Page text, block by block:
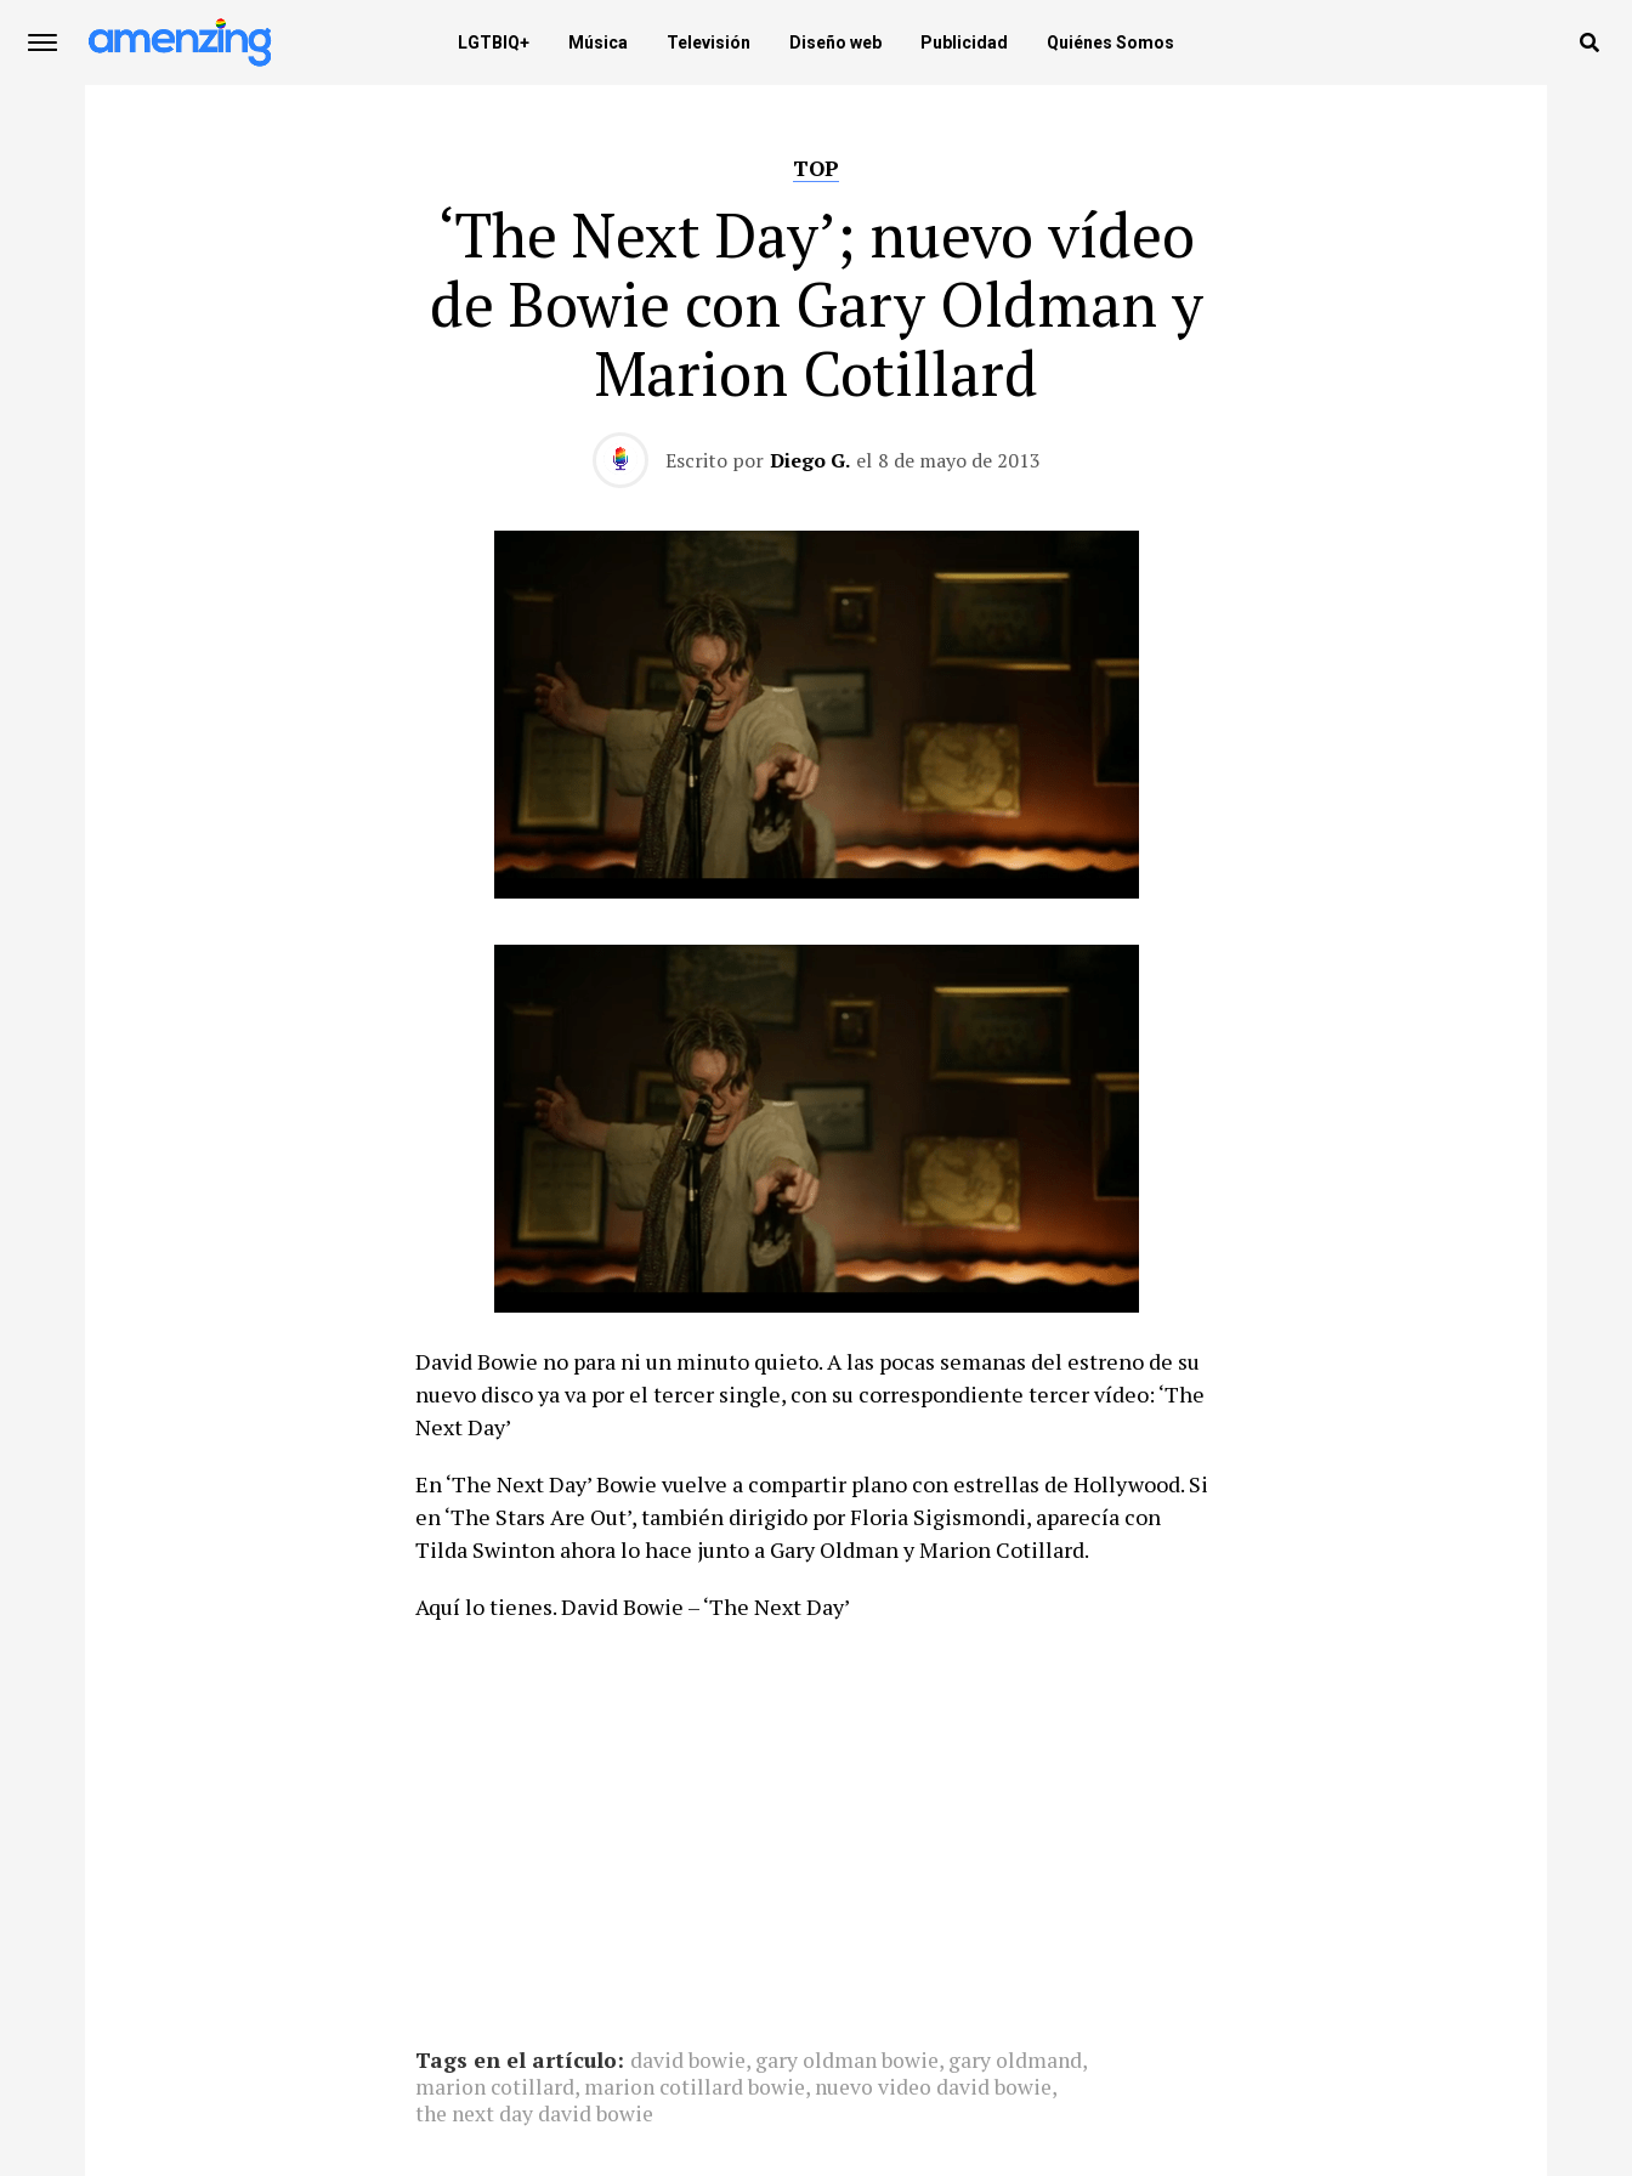
LGTBIQ+ Música Televisión Diseño web Publicidad Quiénes Somos
TOP
‘The Next Day’; nuevo vídeo
de Bowie con Gary Oldman y
Marion Cotillard
Escrito por Diego G. el 8 de mayo de 2013
David Bowie no para ni un minuto quieto. A las pocas semanas del estreno de su
nuevo disco ya va por el tercer single, con su correspondiente tercer vídeo: ‘The
Next Day’
En ‘The Next Day’ Bowie vuelve a compartir plano con estrellas de Hollywood. Si
en ‘The Stars Are Out’, también dirigido por Floria Sigismondi, aparecía con
Tilda Swinton ahora lo hace junto a Gary Oldman y Marion Cotillard.
Aquí lo tienes. David Bowie – ‘The Next Day’
Tags en el artículo: david bowie, gary oldman bowie, gary oldmand,
marion cotillard, marion cotillard bowie, nuevo video david bowie,
the next day david bowie